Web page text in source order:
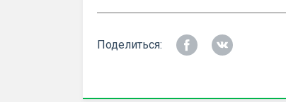
Поделиться: